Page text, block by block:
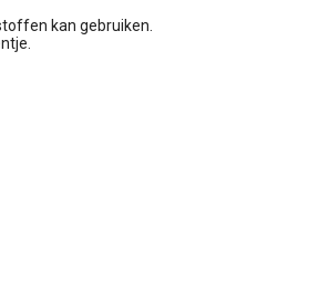
kan gebruiken.